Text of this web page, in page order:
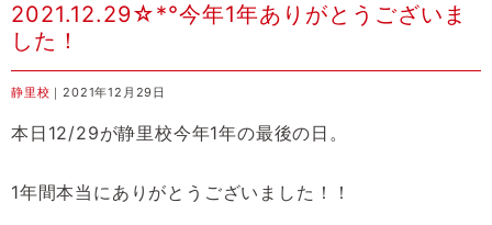
2021.12.29☆*°今年1年ありがとうございま
した！
静里校 ｜2021年12月29日
本日12/29が静里校今年1年の最後の日。
1年間本当にありがとうございました！！